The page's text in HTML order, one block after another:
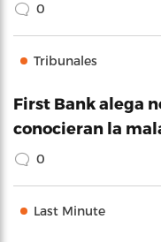
0
Tribunales
First Bank alega
conocieran la
0
Last Minute